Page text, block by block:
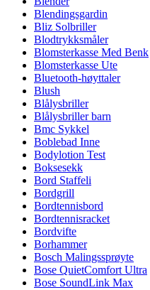
Blendingsgardin
Bliz Solbriller
Blodtrykksmåler
Blomsterkasse Med Benk
Blomsterkasse Ute
Bluetooth-høyttaler
Blush
Blålysbriller
Blålysbriller barn
Bmc Sykkel
Boblebad Inne
Bodylotion Test
Boksesekk
Bord Staffeli
Bordgrill
Bordtennisbord
Bordtennisracket
Bordvifte
Borhammer
Bosch Malingssprøyte
Bose QuietComfort Ultra
Bose SoundLink Max